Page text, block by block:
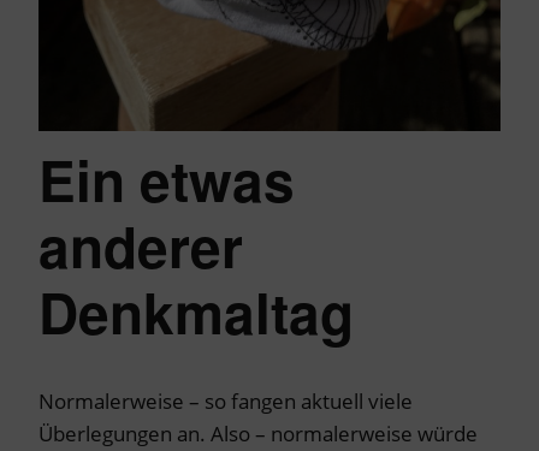
Ein etwas
anderer
Denkmaltag
Normalerweise – so fangen aktuell viele
Überlegungen an. Also – normalerweise würde